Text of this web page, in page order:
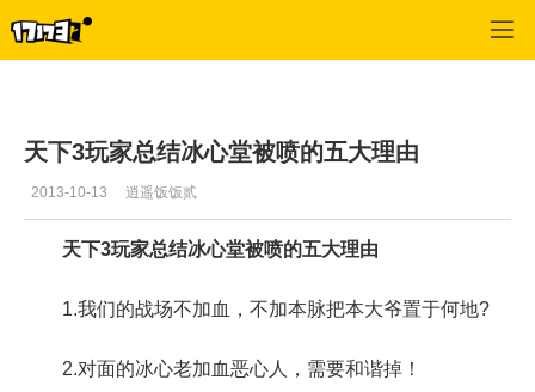
天下3玩家总结冰心堂被喷的五大理由
2013-10-13 逍遥饭饭贰
天下3玩家总结冰心堂被喷的五大理由
1.我们的战场不加血，不加本脉把本大爷置于何地?
2.对面的冰心老加血恶心人，需要和谐掉！